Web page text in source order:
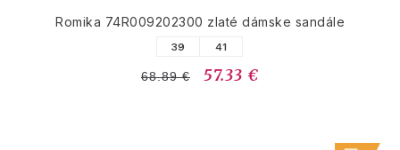
Romika 74R009202300 zlaté dámske sandále
39 41
68.89 € 57.33 €